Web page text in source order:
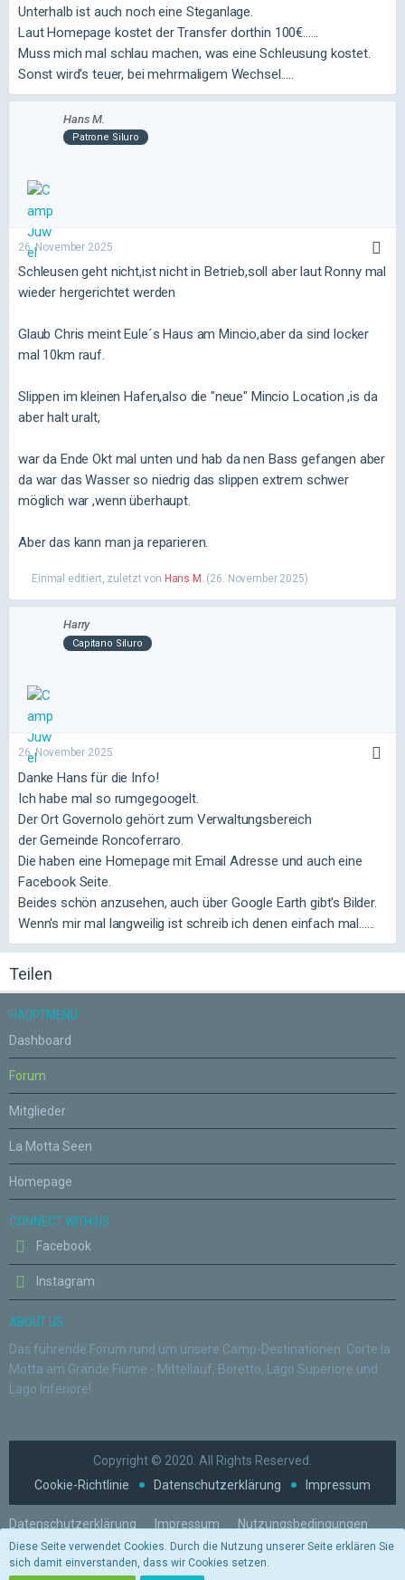
Unterhalb ist auch noch eine Steganlage.
Laut Homepage kostet der Transfer dorthin 100€......
Muss mich mal schlau machen, was eine Schleusung kostet.
Sonst wird's teuer, bei mehrmaligem Wechsel.....
Hans M.
Patrone Siluro
26. November 2025
Schleusen geht nicht,ist nicht in Betrieb,soll aber laut Ronny mal
wieder hergerichtet werden
Glaub Chris meint Eule´s Haus am Mincio,aber da sind locker
mal 10km rauf.
Slippen im kleinen Hafen,also die "neue" Mincio Location ,is da
aber halt uralt,
war da Ende Okt mal unten und hab da nen Bass gefangen aber
da war das Wasser so niedrig das slippen extrem schwer
möglich war ,wenn überhaupt.
Aber das kann man ja reparieren.
Einmal editiert, zuletzt von Hans M. (26. November 2025)
Harry
Capitano Siluro
26. November 2025
Danke Hans für die Info!
Ich habe mal so rumgegoogelt.
Der Ort Governolo gehört zum Verwaltungsbereich
der Gemeinde Roncoferraro.
Die haben eine Homepage mit Email Adresse und auch eine
Facebook Seite.
Beides schön anzusehen, auch über Google Earth gibt's Bilder.
Wenn's mir mal langweilig ist schreib ich denen einfach mal......
Teilen
HAUPTMENÜ
Dashboard
Forum
Mitglieder
La Motta Seen
Homepage
CONNECT WITH US
Facebook
Instagram
ABOUT US
Das führende Forum rund um unsere Camp-Destinationen: Corte la
Motta am Grande Fiume - Mittellauf, Boretto, Lago Superiore und
Lago Inferiore!
Copyright © 2020. All Rights Reserved.
Cookie-Richtlinie
Datenschutzerklärung Impressum
Datenschutzerklärung Impressum Nutzungsbedingungen
Stil von:ForoStyle
Stil ändern
Diese Seite verwendet Cookies. Durch die Nutzung unserer Seite erklären Sie
sich damit einverstanden, dass wir Cookies setzen.